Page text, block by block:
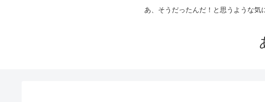
あ、そうだったんだ！と思うような気